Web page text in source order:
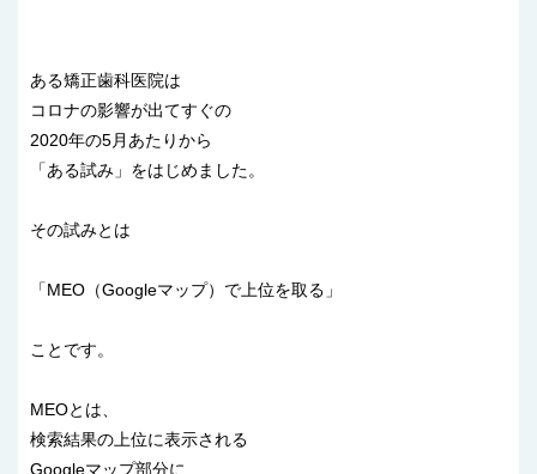
ある矯正歯科医院は
コロナの影響が出てすぐの
2020年の5月あたりから
「ある試み」をはじめました。
その試みとは
「MEO（Googleマップ）で上位を取る」
ことです。
MEOとは、
検索結果の上位に表示される
Googleマップ部分に